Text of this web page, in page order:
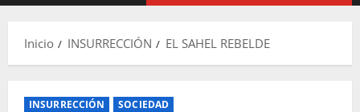
Inicio INSURRECCIÓN EL SAHEL REBELDE
INSURRECCIÓN SOCIEDAD